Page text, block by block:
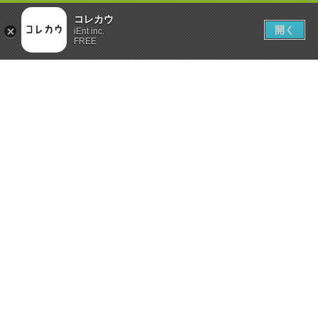
コレカウ
iEnt inc.
FREE
開く